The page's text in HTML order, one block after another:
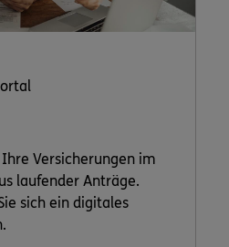
Versicherungen im
laufender Anträge.
sich ein digitales